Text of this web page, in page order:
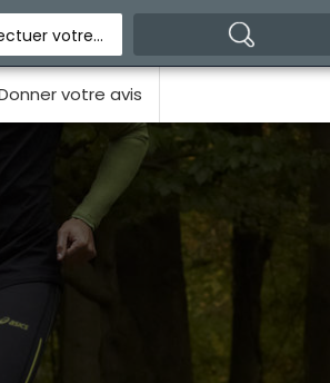
Indiquez une ville pour effectuer votre recherche
votre avis